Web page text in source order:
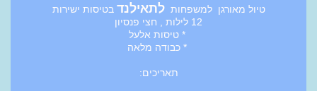
טיול מאורגן למשפחותלתאילנד בטיסות ישירות
12 לילות , חצי פנסיון
* טיסות אלעל
* כבודה מלאה
תאריכים: